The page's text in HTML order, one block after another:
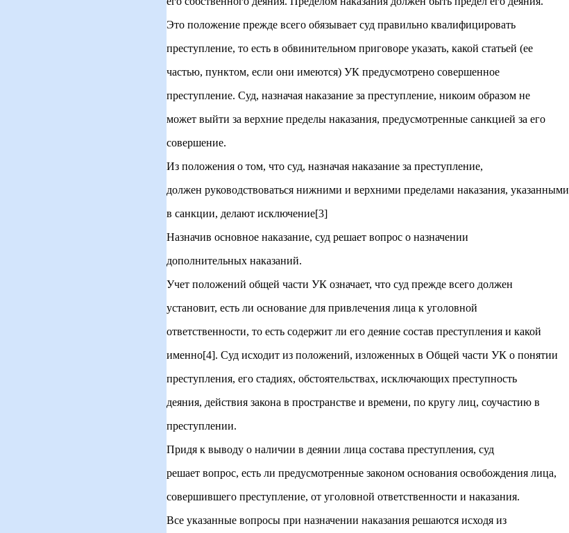
Это положение прежде всего обязывает суд правильно квалифицировать
преступление, то есть в обвинительном приговоре указать, какой статьей (ее
частью, пунктом, если они имеются) УК предусмотрено совершенное
преступление. Суд, назначая наказание за преступление, никоим образом не
может выйти за верхние пределы наказания, предусмотренные санкцией за его
совершение.
Из положения о том, что суд, назначая наказание за преступление,
должен руководствоваться нижними и верхними пределами наказания, указанными
в санкции, делают исключение[3]
Назначив основное наказание, суд решает вопрос о назначении
дополнительных наказаний.
Учет положений общей части УК означает, что суд прежде всего должен
установит, есть ли основание для привлечения лица к уголовной
ответственности, то есть содержит ли его деяние состав преступления и какой
именно[4]. Суд исходит из положений, изложенных в Общей части УК о понятии
преступления, его стадиях, обстоятельствах, исключающих преступность
деяния, действия закона в пространстве и времени, по кругу лиц, соучастию в
преступлении.
Придя к выводу о наличии в деянии лица состава преступления, суд
решает вопрос, есть ли предусмотренные законом основания освобождения лица,
совершившего преступление, от уголовной ответственности и наказания.
Все указанные вопросы при назначении наказания решаются исходя из